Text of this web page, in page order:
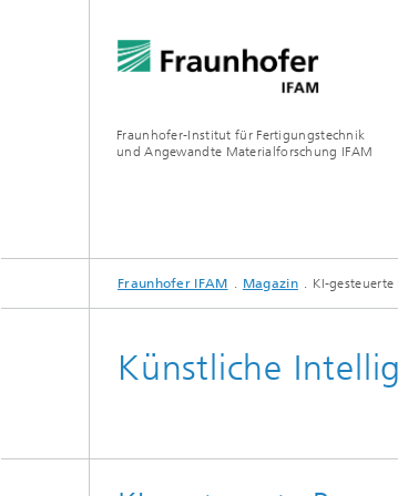
Fraunhofer-Institut für Fertigungstechnik
und Angewandte Materialforschung IFAM
ÜBER UNS
KOMPETENZEN
BRANCHEN
AUS- UND WEITERBILDUNG
Fraunhofer IFAM Magazin KI-
Künstliche